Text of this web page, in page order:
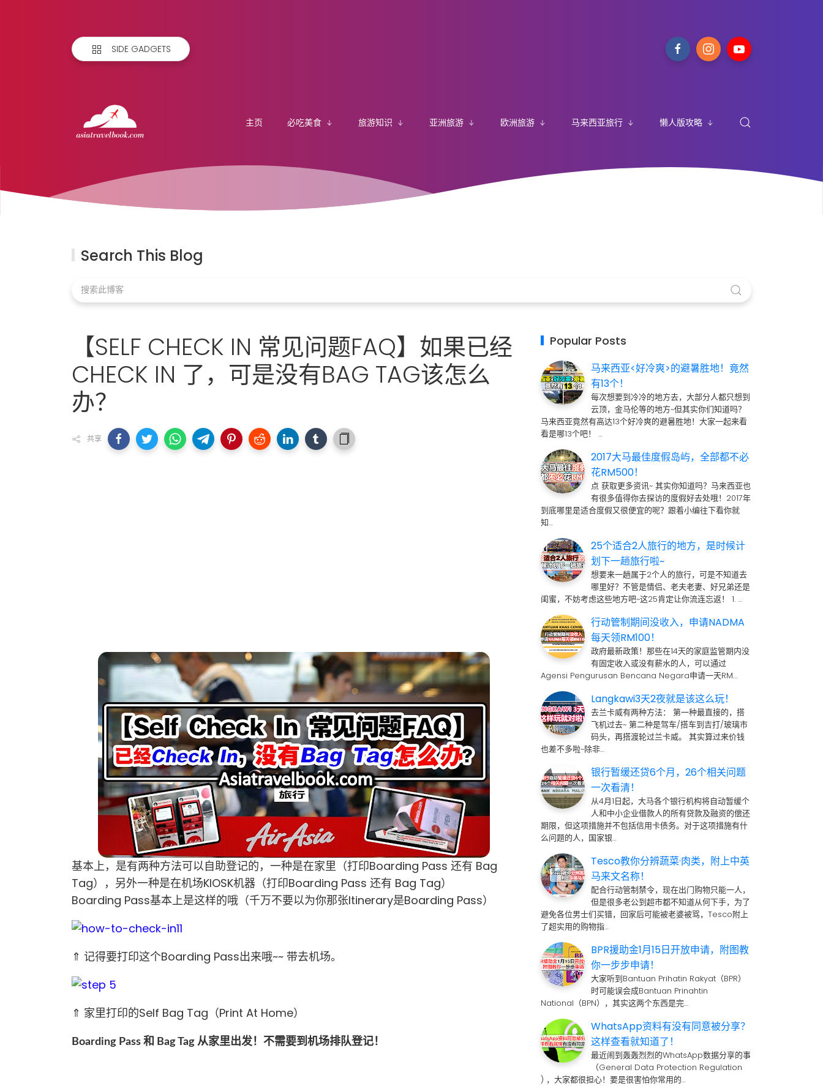
SIDE GADGETS
主页 必吃美食 旅游知识 亚洲旅游 欧洲旅游 马来西亚旅行 懒人版攻略
Search This Blog
【SELF CHECK IN 常见问题FAQ】如果已经
CHECK IN 了，可是没有BAG TAG该怎么
办？
共享
基本上，是有两种方法可以自助登记的，一种是在家里（打印Boarding Pass 还有 Bag
Tag），另外一种是在机场KIOSK机器（打印Boarding Pass 还有 Bag Tag）
Boarding Pass基本上是这样的哦（千万不要以为你那张Itinerary是Boarding Pass）
⇑ 记得要打印这个Boarding Pass出来哦~~ 带去机场。
⇑ 家里打印的Self Bag Tag（Print At Home）
Boarding Pass 和 Bag Tag 从家里出发！不需要到机场排队登记！
Popular Posts
马来西亚<好冷爽>的避暑胜地！竟然
有13个！
每次想要到冷冷的地方去，大部分人都只想到
云顶，金马伦等的地方~但其实你们知道吗？
马来西亚竟然有高达13个好冷爽的避暑胜地！大家一起来看
看是哪13个吧！ …
2017大马最佳度假岛屿，全部都不必
花RM500！
点 获取更多资讯~ 其实你知道吗？马来西亚也
有很多值得你去探访的度假好去处哦！2017年
到底哪里是适合度假又很便宜的呢？跟着小编往下看你就
知…
25个适合2人旅行的地方，是时候计
划下一趟旅行啦~
想要来一趟属于2个人的旅行，可是不知道去
哪里好？不管是情侣、老夫老妻、好兄弟还是
闺蜜，不妨考虑这些地方吧~这25肯定让你流连忘返！ 1. …
行动管制期间没收入，申请NADMA
每天领RM100！
政府最新政策！那些在14天的家庭监管期内没
有固定收入或没有薪水的人，可以通过
Agensi Pengurusan Bencana Negara申请一天RM…
Langkawi3天2夜就是该这么玩！
去兰卡威有两种方法： 第一种最直接的，搭
飞机过去~ 第二种是驾车/搭车到吉打/玻璃市
码头，再搭渡轮过兰卡威。 其实算过来价钱
也差不多啦~除非…
银行暂缓还贷6个月，26个相关问题
一次看清！
从4月1日起，大马各个银行机构将自动暂缓个
人和中小企业借款人的所有贷款及融资的偿还
期限，但这项措施并不包括信用卡债务。对于这项措施有什
么问题的人，国家银…
Tesco教你分辨蔬菜·肉类，附上中英
马来文名称！
配合行动管制禁令，现在出门购物只能一人，
但是很多老公到超市都不知道从何下手，为了
避免各位男士们买错，回家后可能被老婆被骂，Tesco附上
了超实用的购物指…
BPR援助金1月15日开放申请，附图教
你一步步申请！
大家听到Bantuan Prihatin Rakyat（BPR）
时可能误会成Bantuan Prinahtin
National（BPN），其实这两个东西是完…
WhatsApp资料有没有同意被分享？
这样查看就知道了！
最近闹到轰轰烈烈的WhatsApp数据分享的事
（General Data Protection Regulation
) ，大家都很担心！要是很害怕你常用的…